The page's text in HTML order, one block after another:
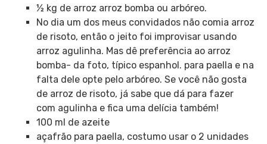
½ kg de arroz arroz bomba ou arbóreo.
No dia um dos meus convidados não comia arroz
de risoto, então o jeito foi improvisar usando
arroz agulinha. Mas dê preferência ao arroz
bomba- da foto, típico espanhol. para paella e na
falta dele opte pelo arbóreo. Se você não gosta
de arroz de risoto, já sabe que dá para fazer
com agulinha e fica uma delícia também!
100 ml de azeite
açafrão para paella, costumo usar o 2 unidades